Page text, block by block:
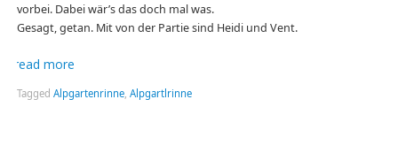
vorbei. Dabei wär’s das doch mal was.
Gesagt, getan. Mit von der Partie sind Heidi und Vent.
read more
Tagged Alpgartenrinne, Alpgartlrinne